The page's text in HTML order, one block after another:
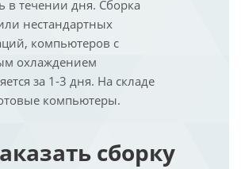
в течении дня. Сборка
нестандартных
компьютеров с
охлаждением
за 1-3 дня. На складе
компьютеры.
сборку